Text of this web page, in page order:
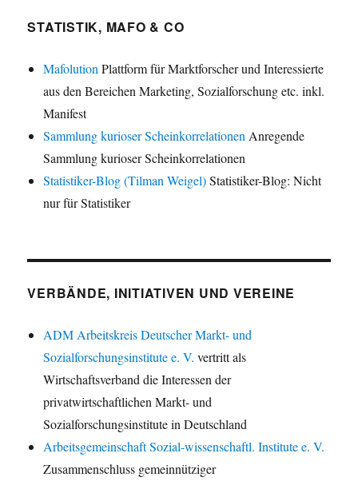
STATISTIK, MAFO & CO
Mafolution Plattform für Marktforscher und Interessierte
aus den Bereichen Marketing, Sozialforschung etc. inkl.
Manifest
Sammlung kurioser Scheinkorrelationen Anregende
Sammlung kurioser Scheinkorrelationen
Statistiker-Blog (Tilman Weigel)Statistiker-Blog: Nicht
nur für Statistiker
VERBÄNDE, INITIATIVEN UND VEREINE
ADM Arbeitskreis Deutscher Markt- und
Sozialforschungsinstitute e. V. vertritt als
Wirtschaftsverband die Interessen der
privatwirtschaftlichen Markt- und
Sozialforschungsinstitute in Deutschland
Arbeitsgemeinschaft Sozial-wissenschaftl. Institute e. V.
Zusammenschluss gemeinnütziger